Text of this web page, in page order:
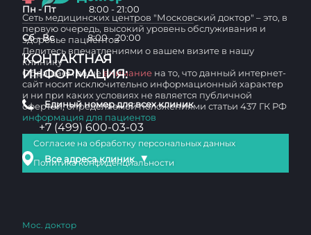
Пн - Пт 8:00 - 21:00
Сб - Вс 8:00 - 20:00
КОНТАКТНАЯ
ИНФОРМАЦИЯ:
Единый номер для всех клиник
+7 (499) 600-03-03
Все адреса клиник ▼
Сеть медицинских центров "Московский доктор" – это, в
первую очередь, высокий уровень обслуживания и
здоровье пациентов
Делитесь впечатлениями о вашем визите в нашу
клинику
Обращаем вашевнимание на то, что данный интернет-
сайт носит исключительно информационный характер
и ни при каких условиях не является публичной
офертой, определяемой положениями статьи 437 ГК РФ
информация для пациентов
Согласие на обработку персональных данных
Политика конфиденциальности
Мос. доктор